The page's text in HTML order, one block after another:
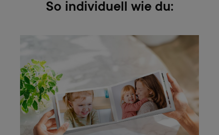
So individuell wie du: